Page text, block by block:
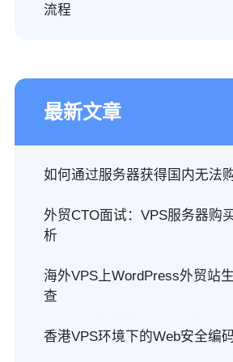
流程
最新文章
如何通过服务器获得国内无法
外贸CTO面试：VPS服务器购
析
海外VPS上WordPress外贸站
查
香港VPS环境下的Web安全编